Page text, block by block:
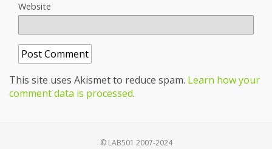
Website
This site uses Akismet to reduce spam. Learn how your
comment data is processed.
© LAB501 2007-2024